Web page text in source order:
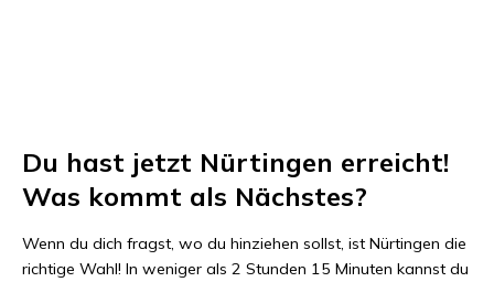
Du hast jetzt Nürtingen erreicht!
Was kommt als Nächstes?
Wenn du dich fragst, wo du hinziehen sollst, ist Nürtingen die
richtige Wahl! In weniger als 2 Stunden 15 Minuten kannst du